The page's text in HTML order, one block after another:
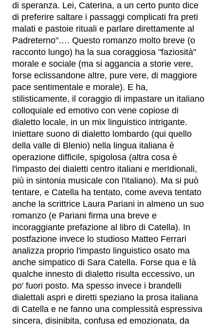
di speranza. Lei, Caterina, a un certo punto dice
di preferire saltare i passaggi complicati fra preti
malati e pastoie rituali e parlare direttamente al
Padreterno"…. Questo romanzo molto breve (o
racconto lungo) ha la sua coraggiosa "faziosità"
morale e sociale (ma si aggancia a storie vere,
forse eclissandone altre, pure vere, di maggiore
pace sentimentale e morale). E ha,
stilisticamente, il coraggio di impastare un italiano
colloquiale ed emotivo con vene copiose di
dialetto locale, in un mix linguistico intrigante.
Iniettare suono di dialetto lombardo (qui quello
della valle di Blenio) nella lingua italiana è
operazione difficile, spigolosa (altra cosa è
l'impasto dei dialetti centro italiani e merIdionali,
più in sintonia musicale con l'italiano). Ma si può
tentare, e Catella ha tentato, come aveva tentato
anche la scrittrice Laura Pariani in almeno un suo
romanzo (e Pariani firma una breve e
incoraggiante prefazione al libro di Catella). In
postfazione invece lo studioso Matteo Ferrari
analizza proprio l'impasto linguistico osato ma
anche simpatico di Sara Catella. Forse qua e là
qualche innesto di dialetto risulta eccessivo, un
po' fuori posto. Ma spesso invece i brandelli
dialettali aspri e diretti speziano la prosa italiana
di Catella e ne fanno una complessità espressiva
sincera, disinibita, confusa ed emozionata, da